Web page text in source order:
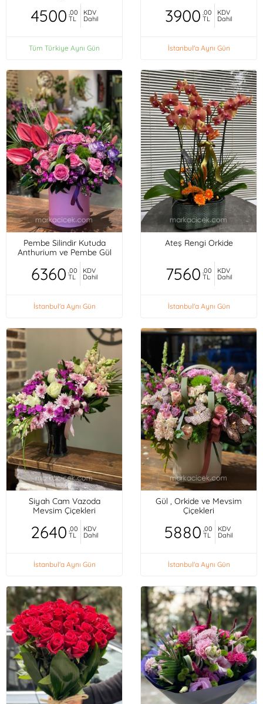
4500 ,00
TL
KDV
Dahil
Tüm Türkiye Aynı Gün
3900 ,00
TL
KDV
Dahil
İstanbul'a Aynı Gün
Pembe Silindir Kutuda
Anthurium ve Pembe Gül
6360 ,00
TL
KDV
Dahil
İstanbul'a Aynı Gün
Ateş Rengi Orkide
7560 ,00
TL
KDV
Dahil
İstanbul'a Aynı Gün
Siyah Cam Vazoda
Mevsim Çiçekleri
2640 ,00
TL
KDV
Dahil
İstanbul'a Aynı Gün
Gül , Orkide ve Mevsim
Çiçekleri
5880 ,00
TL
KDV
Dahil
İstanbul'a Aynı Gün